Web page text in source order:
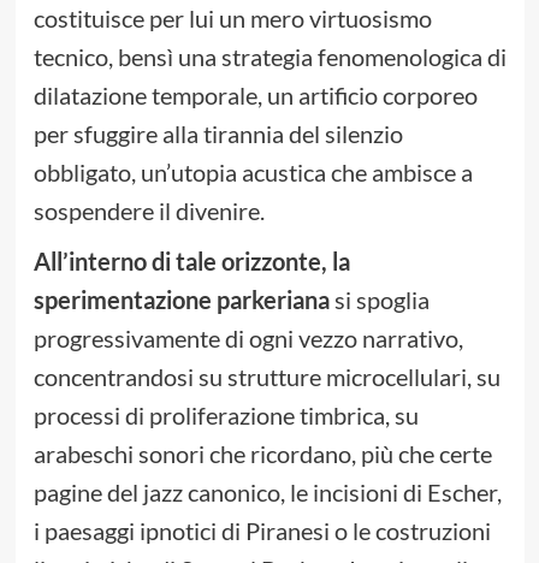
costituisce per lui un mero virtuosismo
tecnico, bensì una strategia fenomenologica di
dilatazione temporale, un artificio corporeo
per sfuggire alla tirannia del silenzio
obbligato, un’utopia acustica che ambisce a
sospendere il divenire.
All’interno di tale orizzonte, la
sperimentazione parkerianasi spoglia
progressivamente di ogni vezzo narrativo,
concentrandosi su strutture microcellulari, su
processi di proliferazione timbrica, su
arabeschi sonori che ricordano, più che certe
pagine del jazz canonico, le incisioni di Escher,
i paesaggi ipnotici di Piranesi o le costruzioni